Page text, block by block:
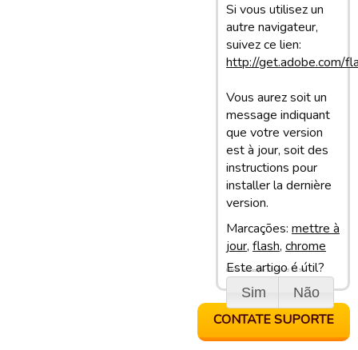
Si vous utilisez un
autre navigateur,
suivez ce lien:
http://get.adobe.com/
Vous aurez soit un
message indiquant
que votre version
est à jour, soit des
instructions pour
installer la dernière
version.
Marcações: mettre à
jour, flash, chrome
Este artigo é útil?
Sim Não
Última atualização: 27/01/13 13:38
CONTATE SUPORTE